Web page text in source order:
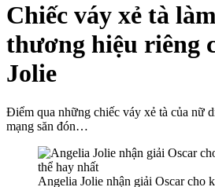
Chiếc váy xẻ tà
thương hiệu riêng
Jolie
Điểm qua những chiếc váy xẻ tà của nữ
mạng săn đón…
Angelia Jolie nhận giải Oscar cho